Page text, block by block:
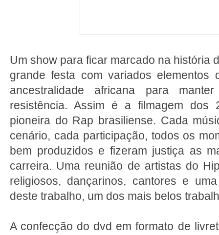
Um show para ficar marcado na história
grande festa com variados elementos
ancestralidade africana para
resistência. Assim é a filmagem
pioneira do Rap brasiliense. Cada
cenário, cada participação, todos os
bem produzidos e fizeram justiça as
carreira. Uma reunião de artistas do
religiosos, dançarinos, cantores e
deste trabalho, um dos mais belos
A confecção do dvd em formato de